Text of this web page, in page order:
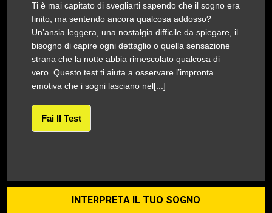
Ti è mai capitato di svegliarti sapendo che il sogno era
finito, ma sentendo ancora qualcosa addosso?
Un’ansia leggera, una nostalgia difficile da spiegare, il
bisogno di capire ogni dettaglio o quella sensazione
strana che la notte abbia rimescolato qualcosa di
vero. Questo test ti aiuta a osservare l’impronta
emotiva che i sogni lasciano nel[...]
Fai Il Test
INTERPRETA IL TUO SOGNO